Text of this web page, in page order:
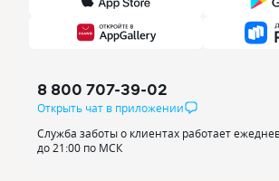
8 800 707-39-02
Открыть чат в приложении
Служба заботы о клиентах работает
до 21:00 по МСК